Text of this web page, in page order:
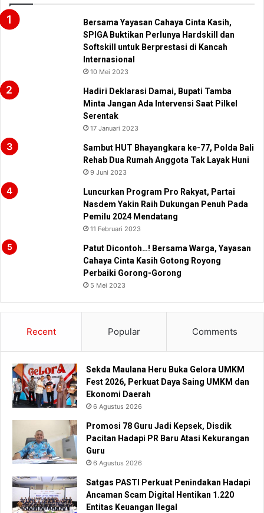
Bersama Yayasan Cahaya Cinta Kasih,
SPIGA Buktikan Perlunya Hardskill dan
Softskill untuk Berprestasi di Kancah
Internasional
10 Mei 2023
Hadiri Deklarasi Damai, Bupati Tamba
Minta Jangan Ada Intervensi Saat Pilkel
Serentak
17 Januari 2023
Sambut HUT Bhayangkara ke-77, Polda Bali
Rehab Dua Rumah Anggota Tak Layak Huni
9 Juni 2023
Luncurkan Program Pro Rakyat, Partai
Nasdem Yakin Raih Dukungan Penuh Pada
Pemilu 2024 Mendatang
11 Februari 2023
Patut Dicontoh…! Bersama Warga, Yayasan
Cahaya Cinta Kasih Gotong Royong
Perbaiki Gorong-Gorong
5 Mei 2023
Recent Popular Comments
Sekda Maulana Heru Buka Gelora UMKM
Fest 2026, Perkuat Daya Saing UMKM dan
Ekonomi Daerah
6 Agustus 2026
Promosi 78 Guru Jadi Kepsek, Disdik
Pacitan Hadapi PR Baru Atasi Kekurangan
Guru
6 Agustus 2026
Satgas PASTI Perkuat Penindakan Hadapi
Ancaman Scam Digital Hentikan 1.220
Entitas Keuangan Ilegal